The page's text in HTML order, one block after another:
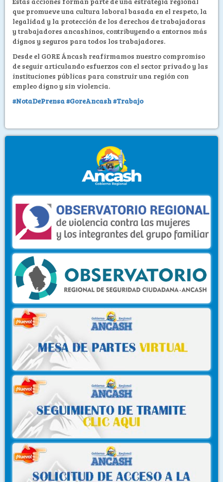
que promueve una cultura laboral basada en el respeto, la
legalidad y la protección de los derechos de trabajadoras
y trabajadores ancashinos, contribuyendo a entornos más
dignos y seguros para todos los trabajadores.
Desde el GORE Áncash reafirmamos nuestro compromiso
de seguir articulando esfuerzos con el sector privado y las
instituciones públicas para construir una región con
empleo digno y sin violencia.
#NotaDePrensa#GoreAncash#Trabajo